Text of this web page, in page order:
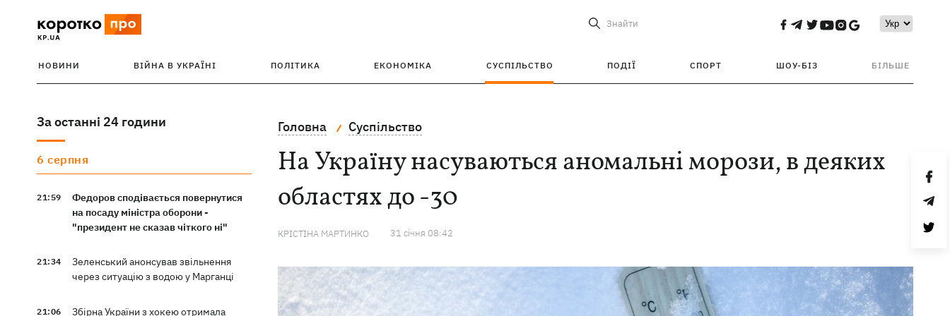
Знайти
НОВИНИ ВІЙНА В УКРАЇНІ ПОЛІТИКА ЕКОНОМІКА СУСПІЛЬСТВО ПОДІЇ СПОРТ ШОУ-БІЗ БІЛЬШЕ
За останні 24 години
6 серпня
21:59
Федоров сподівається повернутися
на посаду міністра оборони -
"президент не сказав чіткого ні"
21:34
Зеленський анонсував звільнення
через ситуацію з водою у Марганці
21:06
Збірна України з хокею отримала
Головна Суспільство
На Україну насуваються аномальні морози, в деяких
областях до -30
КРІСТІНА МАРТИНКО 31 сiчня 08:42